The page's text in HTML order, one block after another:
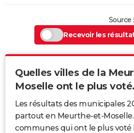
Source :
Recevoir les
Quelles villes de la
Moselle ont le plus
Les résultats des municipales
partout en Meurthe-et-
communes qui ont le plus voté